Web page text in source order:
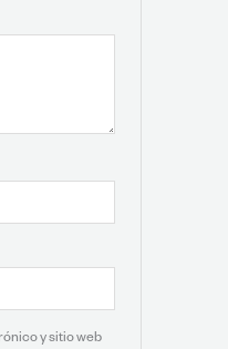
y sitio web